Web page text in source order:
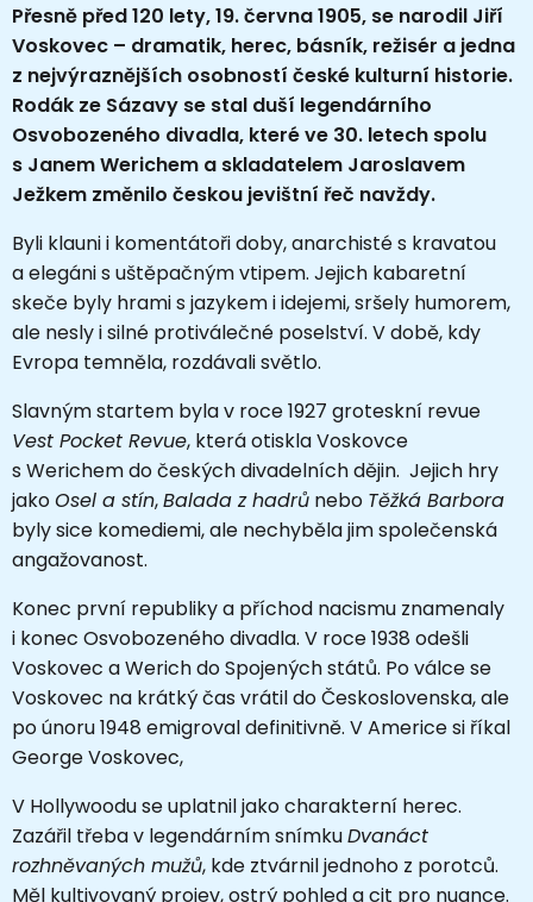
Přesně před 120 lety, 19. června 1905, se narodil Jiří
Voskovec – dramatik, herec, básník, režisér a jedna
z nejvýraznějších osobností české kulturní historie.
Rodák ze Sázavy se stal duší legendárního
Osvobozeného divadla, které ve 30. letech spolu
s Janem Werichem a skladatelem Jaroslavem
Ježkem změnilo českou jevištní řeč navždy.
Byli klauni i komentátoři doby, anarchisté s kravatou
a elegáni s uštěpačným vtipem. Jejich kabaretní
skeče byly hrami s jazykem i idejemi, sršely humorem,
ale nesly i silné protiválečné poselství. V době, kdy
Evropa temněla, rozdávali světlo.
Slavným startem byla v roce 1927 groteskní revue
Vest Pocket Revue, která otiskla Voskovce
s Werichem do českých divadelních dějin. Jejich hry
jakoOsel a stín,Balada z hadrů nebo Těžká Barbora
byly sice komediemi, ale nechyběla jim společenská
angažovanost.
Konec první republiky a příchod nacismu znamenaly
i konec Osvobozeného divadla. V roce 1938 odešli
Voskovec a Werich do Spojených států. Po válce se
Voskovec na krátký čas vrátil do Československa, ale
po únoru 1948 emigroval definitivně. V Americe si říkal
George Voskovec,
V Hollywoodu se uplatnil jako charakterní herec.
Zazářil třeba v legendárním snímkuDvanáct
rozhněvaných mužů, kde ztvárnil jednoho z porotců.
Měl kultivovaný projev, ostrý pohled a cit pro nuance.